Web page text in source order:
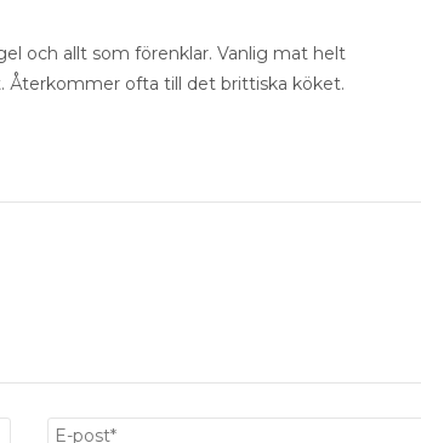
och allt som förenklar. Vanlig mat helt
Återkommer ofta till det brittiska köket.